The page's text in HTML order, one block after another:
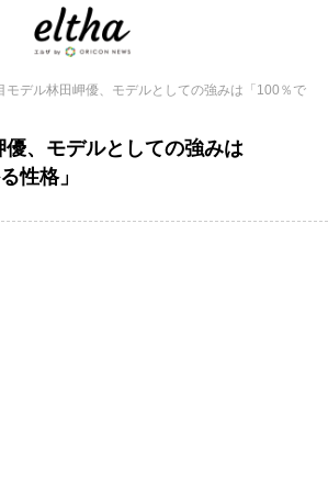
モデル林田岬優、モデルとしての強みは「100％で
、モデルとしての強みは
性格」